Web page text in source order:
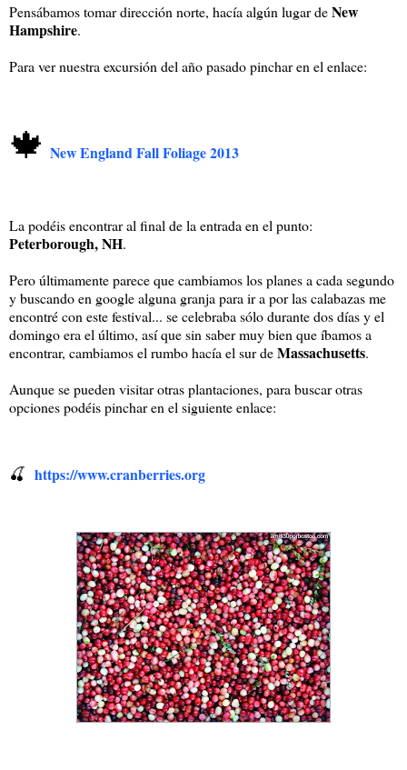
Pensábamos tomar dirección norte, hacía algún lugar deNew
Hampshire.
Para ver nuestra excursión del año pasado pinchar en el enlace:
🍁 New England Fall Foliage 2013
La podéis encontrar al final de la entrada en el punto:
Peterborough, NH.
Pero últimamente parece que cambiamos los planes a cada segundo
y buscando en google alguna granja para ir a por las calabazas me
encontré con este festival... se celebraba sólo durante dos días y el
domingo era el último, así que sin saber muy bien que íbamos a
encontrar, cambiamos el rumbo hacía el sur deMassachusetts.
Aunque se pueden visitar otras plantaciones, para buscar otras
opciones podéis pinchar en el siguiente enlace:
🍒 https://www.cranberries.org